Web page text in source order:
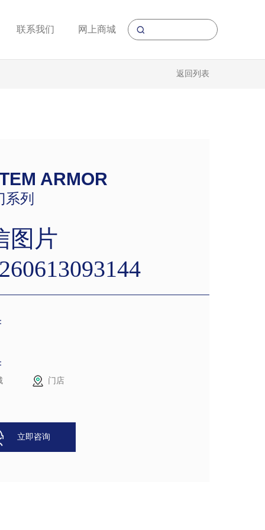
联系我们 网上商城
返回列表
ARMOR
系列
图片
门店
立即咨询